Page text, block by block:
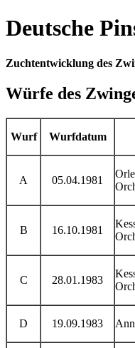
Deutsche
Zuchtentwicklung des
Würfe des
Wurf Wurfdatum
A 05.04.1981
B 16.10.1981
C 28.01.1983
D 19.09.1983